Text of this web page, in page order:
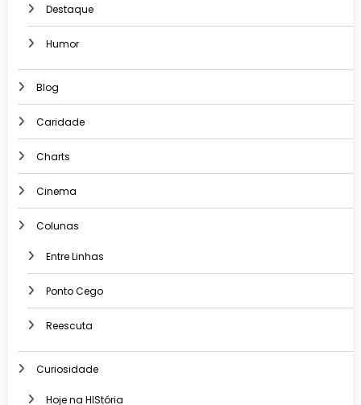
Destaque
Humor
Blog
Caridade
Charts
Cinema
Colunas
Entre Linhas
Ponto Cego
Reescuta
Curiosidade
Hoje na HIStória